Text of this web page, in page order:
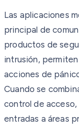
Las aplicaciones
principal de
productos de
intrusión,
acciones de
Cuando se
control de
entradas a áreas